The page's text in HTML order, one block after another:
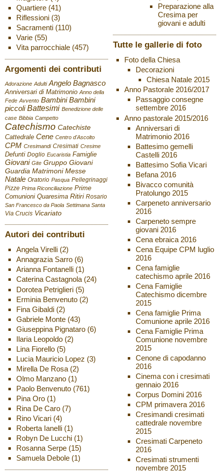
Quartiere(41)
Riflessioni(3)
Sacramenti(110)
Varie(55)
Vita parrocchiale(457)
Argomenti dei contributi
Adorazione Adulti Angelo Bagnasco
Anniversari di Matrimonio Anno della
Fede Avvento Bambini Bambini
piccoli Battesimi Benedizione delle
case Bibbia Campetto
Catechismo Catechiste
Cattedrale Cene Centro d'Ascolto
CPM Cresimandi Cresimati Cresime
Defunti Doglio Eucaristia Famiglie
Giovani Gite Gruppo Giovani
Guardia Matrimoni Messe
Natale Oratorio Pasqua Pellegrinaggi
Pizze Prima Riconciliazione Prime
Comunioni Quaresima Ritiri Rosario
San Francesco da Paola Settimana Santa
Via Crucis Vicariato
Autori dei contributi
Angela Virelli(2)
Annagrazia Sarro(6)
Arianna Fontanelli(1)
Caterina Castagnola(24)
Dorotea Petriglieri(5)
Erminia Benvenuto(2)
Fina Gibaldi(2)
Gabriele Monte(43)
Giuseppina Pignataro(6)
Ilaria Leopoldo(2)
Lina Fiorello(5)
Lucia Mauricio Lopez (3)
Mirella De Rosa(2)
Olmo Manzano(1)
Paolo Benvenuto(761)
Pina Oro(1)
Rina De Caro(7)
Rino Vicari(4)
Roberta Ianelli(1)
Robyn De Lucchi(1)
Rosanna Serpe(15)
Samuela Debole(1)
Preparazione alla
Cresima per
giovani e adulti
Tutte le gallerie di foto
Foto della Chiesa
Decorazioni
Chiesa Natale 2015
Anno Pastorale 2016/2017
Passaggio consegne
settembre 2016
Anno pastorale 2015/2016
Anniversari di
Matrimonio 2016
Battesimo gemelli
Castelli 2016
Battesimo Sofia Vicari
Befana 2016
Bivacco comunità
Pratolungo 2015
Carpeneto anniversario
2016
Carpeneto sempre
giovani 2016
Cena ebraica 2016
Cena Equipe CPM luglio
2016
Cena famiglie
catechismo aprile 2016
Cena Famiglie
Catechismo dicembre
2015
Cena famiglie Prima
Comunione aprile 2016
Cena Famiglie Prima
Comunione novembre
2015
Cenone di capodanno
2016
Cinema con i cresimati
gennaio 2016
Corpus Domini 2016
CPM primavera 2016
Cresimandi cresimati
cattedrale novembre
2015
Cresimati Carpeneto
2016
Cresimati strumenti
novembre 2015